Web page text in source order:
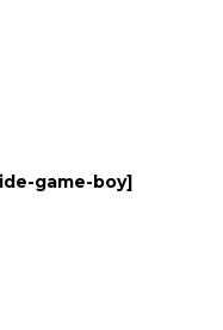
game-boy]